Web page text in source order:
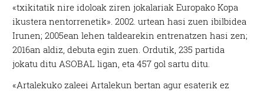
«txikitatik nire idoloak ziren jokalariak Europako Kopa
ikustera nentorrenetik». 2002. urtean hasi zuen ibilbidea
Irunen; 2005ean lehen taldearekin entrenatzen hasi zen;
2016an aldiz, debuta egin zuen. Ordutik, 235 partida
jokatu ditu ASOBAL ligan, eta 457 gol sartu ditu.
«Artalekuko zaleei Artalekun bertan agur esaterik ez